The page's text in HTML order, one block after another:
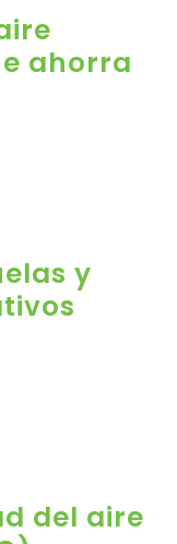
ahorra
y
del aire